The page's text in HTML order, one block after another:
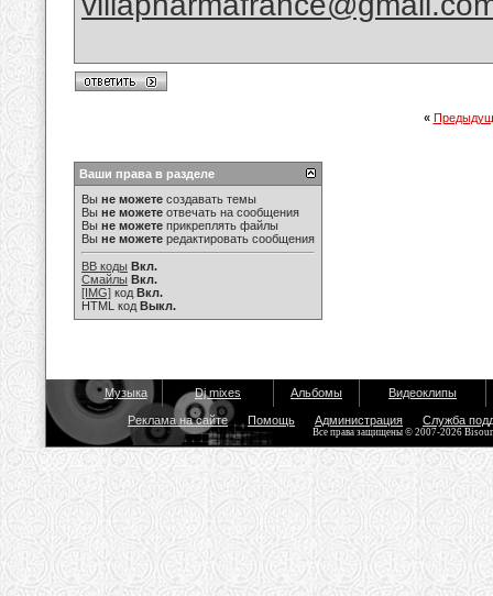
«
Ваши права в разделе
Вы не можете создавать темы
Вы не можете отвечать на сообщения
Вы не можете прикреплять файлы
Вы не можете редактировать сообщения
BB коды Вкл.
Смайлы Вкл.
[IMG] код Вкл.
HTML код Выкл.
Музыка Dj mixes Альбомы Видеоклипы
Реклама на сайте Помощь Администрация Служба
Все права защищены © 2007-2026